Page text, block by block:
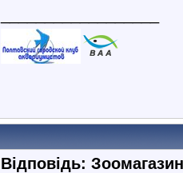
Відповідь: